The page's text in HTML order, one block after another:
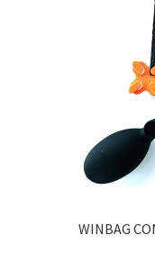
WINBAG